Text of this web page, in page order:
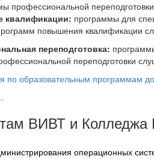
профессиональной
квалификации: программы для
повышения квалификации
переподготовка:
переподготовки
образовательным программам
ВИВТ и Колледжа
операционных